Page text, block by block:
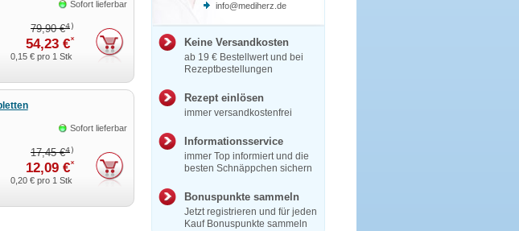
Sofort lieferbar
79,90 €4)
54,23 €*
0,15 € pro 1 Stk
Sofort lieferbar
17,45 €4)
12,09 €*
0,20 € pro 1 Stk
info@mediherz.de
Keine Versandkosten
ab 19 € Bestellwert und bei
Rezeptbestellungen
Rezept einlösen
immer versandkostenfrei
Informationsservice
immer Top informiert und die
besten Schnäppchen sichern
Bonuspunkte sammeln
Jetzt registrieren und für jeden
Kauf Bonuspunkte sammeln